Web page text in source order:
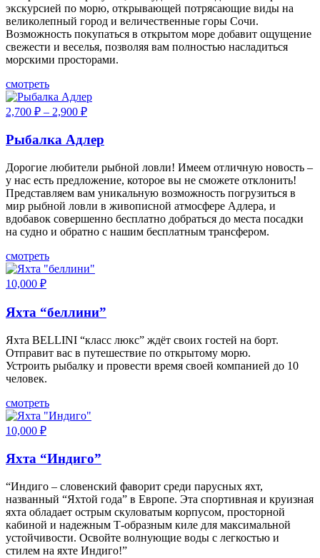
экскурсией по морю, открывающей потрясающие виды на
великолепный город и величественные горы Сочи.
Возможность покупаться в открытом море добавит ощущение
свежести и веселья, позволяя вам полностью насладиться
морскими просторами.
смотреть
2,700 ₽ – 2,900 ₽
Рыбалка Адлер
Дорогие любители рыбной ловли! Имеем отличную новость –
у нас есть предложение, которое вы не сможете отклонить!
Представляем вам уникальную возможность погрузиться в
мир рыбной ловли в живописной атмосфере Адлера, и
вдобавок совершенно бесплатно добраться до места посадки
на судно и обратно с нашим бесплатным трансфером.
смотреть
10,000 ₽
Яхта “беллини”
Яхта BELLINI “класс люкс” ждёт своих гостей на борт.
Отправит вас в путешествие по открытому морю.
Устроить рыбалку и провести время своей компанией до 10
человек.
смотреть
10,000 ₽
Яхта “Индиго”
“Индиго – словенский фаворит среди парусных яхт,
названный “Яхтой года” в Европе. Эта спортивная и круизная
яхта обладает острым скуловатым корпусом, просторной
кабиной и надежным Т-образным киле для максимальной
устойчивости. Освойте волнующие воды с легкостью и
стилем на яхте Индиго!”